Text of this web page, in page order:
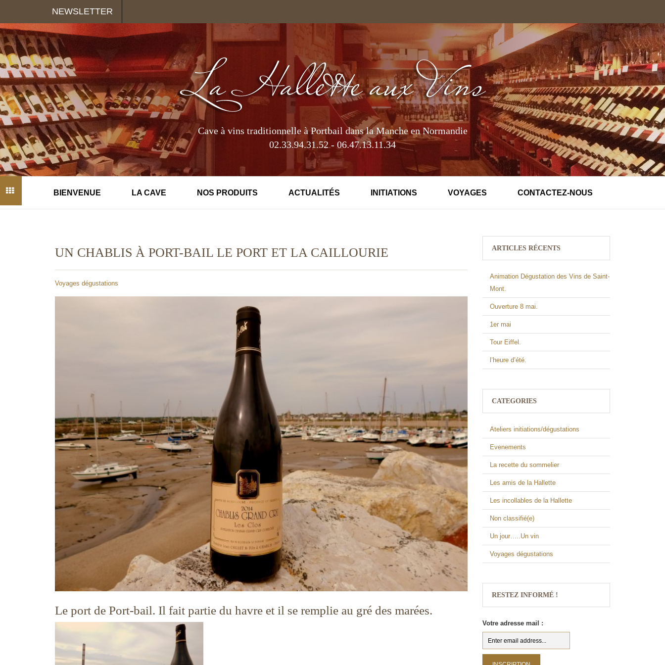
NEWSLETTER
Cave à vins traditionnelle à Portbail dans la Manche en Normandie
02.33.94.31.52 - 06.47.13.11.34
BIENVENUE LA CAVE NOS PRODUITS ACTUALITÉS INITIATIONS VOYAGES CONTACTEZ-NOUS
UN CHABLIS À PORT-BAIL LE PORT ET LA CAILLOURIE
Voyages dégustations
Le port de Port-bail. Il fait partie du havre et il se remplie au gré des marées.
ARTICLES RÉCENTS
Animation Dégustation des Vins de Saint-
Mont.
Ouverture 8 mai.
1er mai
Tour Eiffel.
l’heure d’été.
CATEGORIES
Ateliers initiations/dégustations
Evenements
La recette du sommelier
Les amis de la Hallette
Les incollables de la Hallette
Non classifié(e)
Un jour…..Un vin
Voyages dégustations
RESTEZ INFORMÉ !
Votre adresse mail :
Panneau de gestion des cookies